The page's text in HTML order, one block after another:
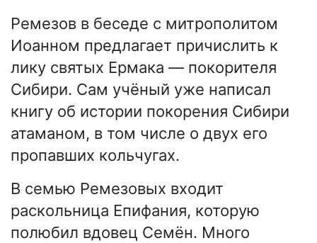
Ремезов в беседе с митрополитом
Иоанном предлагает причислить к
лику святых Ермака — покорителя
Сибири. Сам учёный уже написал
книгу об истории покорения Сибири
атаманом, в том числе о двух его
пропавших кольчугах.
В семью Ремезовых входит
раскольница Епифания, которую
полюбил вдовец Семён. Много